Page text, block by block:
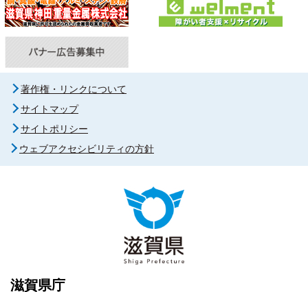
著作権・リンクについて
サイトマップ
サイトポリシー
ウェブアクセシビリティの方針
滋賀県庁